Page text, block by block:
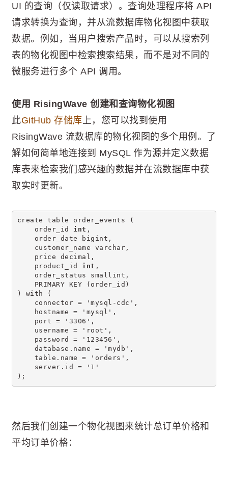
UI 的查询（仅读取请求）。查询处理程序将 API
请求转换为查询，并从流数据库物化视图中获取
数据。例如，当用户搜索产品时，可以从搜索列
表的物化视图中检索搜索结果，而不是对不同的
微服务进行多个 API 调用。
使用 RisingWave 创建和查询物化视图
此GitHub 存储库上，您可以找到使用
RisingWave 流数据库的物化视图的多个用例。了
解如何简单地连接到 MySQL 作为源并定义数据
库表来检索我们感兴趣的数据并在流数据库中获
取实时更新。
create table order_events (
order_id int ,
order_date bigint,
customer_name varchar,
price decimal,
product_id int ,
order_status smallint,
PRIMARY KEY (order_id)
) with (
connector = 'mysql-cdc',
hostname = 'mysql',
port = '3306',
username = 'root',
password = '123456',
database.name = 'mydb',
table.name = 'orders',
server.id = '1'
);
然后我们创建一个物化视图来统计总订单价格和
平均订单价格：